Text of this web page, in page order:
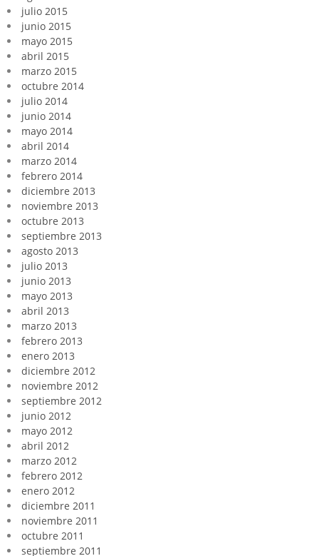
julio 2015
junio 2015
mayo 2015
abril 2015
marzo 2015
octubre 2014
julio 2014
junio 2014
mayo 2014
abril 2014
marzo 2014
febrero 2014
diciembre 2013
noviembre 2013
octubre 2013
septiembre 2013
agosto 2013
julio 2013
junio 2013
mayo 2013
abril 2013
marzo 2013
febrero 2013
enero 2013
diciembre 2012
noviembre 2012
septiembre 2012
junio 2012
mayo 2012
abril 2012
marzo 2012
febrero 2012
enero 2012
diciembre 2011
noviembre 2011
octubre 2011
septiembre 2011